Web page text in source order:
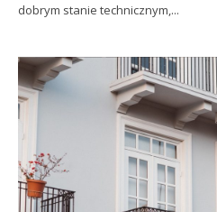
dobrym stanie technicznym,...